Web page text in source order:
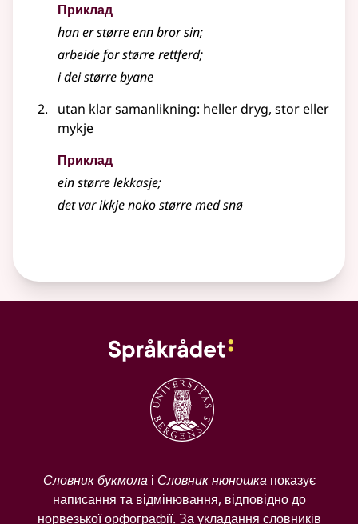
Приклад
han er større enn bror sin;
arbeide for større rettferd;
i dei større byane
utan klar samanlikning: heller dryg, stor eller
mykje
Приклад
ein større lekkasje;
det var ikkje noko større med snø
Словник букмолаі Словник нюношкапоказує
написання та відмінювання, відповідно до
норвезької орфографії. За укладання словників